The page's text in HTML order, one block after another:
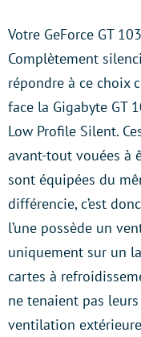
Votre GeForce GT
Complètement
répondre à ce choix
face la Gigabyte GT
Low Profile Silent.
avant-tout vouées à
sont équipées du
différencie, c’est
l’une possède un
uniquement sur un
cartes à
ne tenaient pas leurs
ventilation